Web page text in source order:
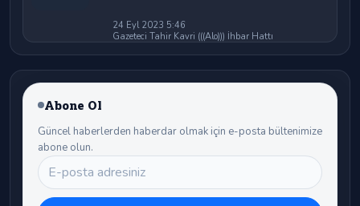
24 Eyl 2023 5:46
Gazeteci Tahir Kavri (((Alo))) İhbar Hattı
Abone Ol
Güncel haberlerden haberdar olmak için e-posta bültenimize
abone olun.